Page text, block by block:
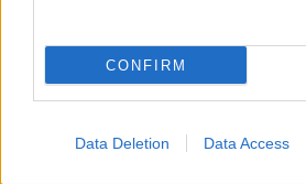
CONFIRM
Data Deletion Data Access